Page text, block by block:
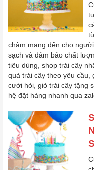
châm mang đến cho
sạch và đảm bảo chất
tiêu dùng, shop trái cây
quả trái cây theo yêu cầu,
cưới hỏi, giỏ trái cây tặng
hệ đặt hàng nhanh qua